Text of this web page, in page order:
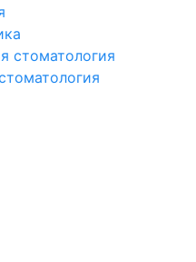
стоматология